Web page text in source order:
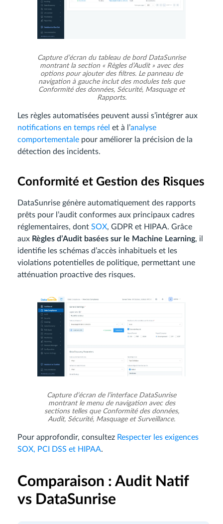
Capture d’écran du tableau de bord DataSunrise
montrant la section « Règles d’Audit » avec des
options pour ajouter des filtres. Le panneau de
navigation à gauche inclut des modules tels que
Conformité des données, Sécurité, Masquage et
Rapports.
Les règles automatisées peuvent aussi s’intégrer aux
notifications en temps réel et à l’analyse
comportementale pour améliorer la précision de la
détection des incidents.
Conformité et Gestion des Risques
DataSunrise génère automatiquement des rapports
prêts pour l’audit conformes aux principaux cadres
réglementaires, dont SOX, GDPR et HIPAA. Grâce
aux Règles d’Audit basées sur le Machine Learning, il
identifie les schémas d’accès inhabituels et les
violations potentielles de politique, permettant une
atténuation proactive des risques.
Capture d’écran de l’interface DataSunrise
montrant le menu de navigation avec des
sections telles que Conformité des données,
Audit, Sécurité, Masquage et Surveillance.
Pour approfondir, consultez Respecter les exigences
SOX, PCI DSS et HIPAA.
Comparaison : Audit Natif
vs DataSunrise